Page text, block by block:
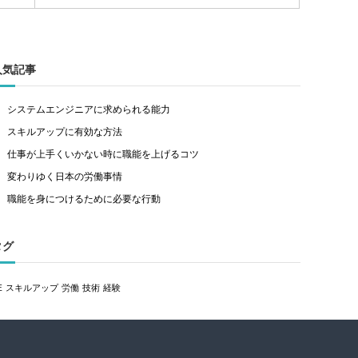
気記事
システムエンジニアに求められる能力
スキルアップに有効な方法
仕事が上手くいかない時に職能を上げるコツ
変わりゆく日本の労働事情
職能を身につけるために必要な行動
グ
スキルアップ 労働 技術 経験